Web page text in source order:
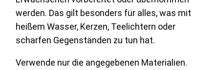
werden. Das gilt besonders für alles, was mit
heißem Wasser, Kerzen, Teelichtern oder
scharfen Gegenständen zu tun hat.
Verwende nur die angegebenen Materialien.